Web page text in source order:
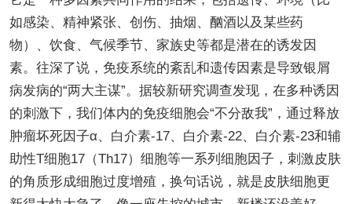
如感染、精神紧张、创伤、抽烟、酗酒以及某些药
物）、饮食、气候季节、家族史等都是潜在的诱发因
素。往深了说，免疫系统的紊乱和遗传因素是导致银屑
病发病的“两大主谋”。据较新研究调查发现，在多种诱因
的刺激下，我们体内的免疫细胞会“不分敌我”，通过释放
肿瘤坏死因子α、白介素-17、白介素-22、白介素-23和辅
助性T细胞17（Th17）细胞等一系列细胞因子，刺激皮肤
的角质形成细胞过度增殖，换句话说，就是皮肤细胞更